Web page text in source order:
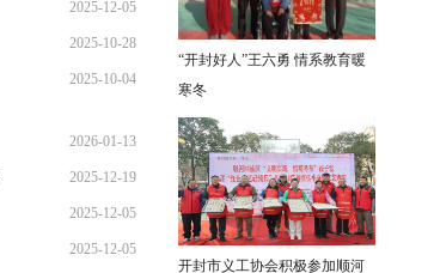
19:26:32
2025-12-05
19:08:10
2025-10-28
21:37:57
2025-10-04
2026-01-13
21:31:49
2025-12-19
22:39:11
2025-12-05
19:26:32
2025-12-05
“开封好人”王六勇 情系教育暖
寒冬
开封市义工协会积极参加顺河